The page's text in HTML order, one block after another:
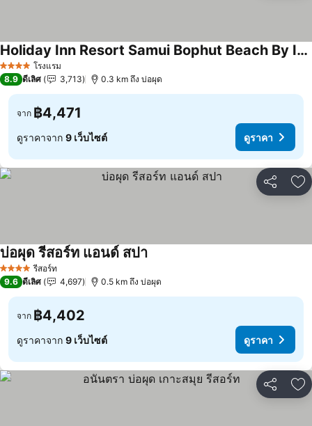
4 ดาว โรงแรม
Holiday Inn Resort Samui Bophut Beach By Ihg
ดูราคา
8.9 ดีเลิศ 3,713 0.3 km ถึง บ่อผุด
จาก ฿4,471
ดูราคาจาก 9 เว็บไซต์ ดูราคา
แชร์ เ
4 ดาว รีสอร์ท
บ่อผุด รีสอร์ท แอนด์ สปาดูราคา
9.6 ดีเลิศ 4,697 0.5 km ถึง บ่อผุด
จาก ฿4,402
ดูราคาจาก 9 เว็บไซต์ ดูราคา
แชร์ เ